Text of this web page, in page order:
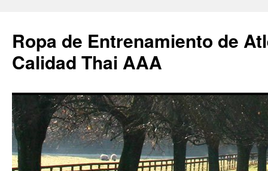
Ropa de Entrenamiento de
Calidad Thai AAA